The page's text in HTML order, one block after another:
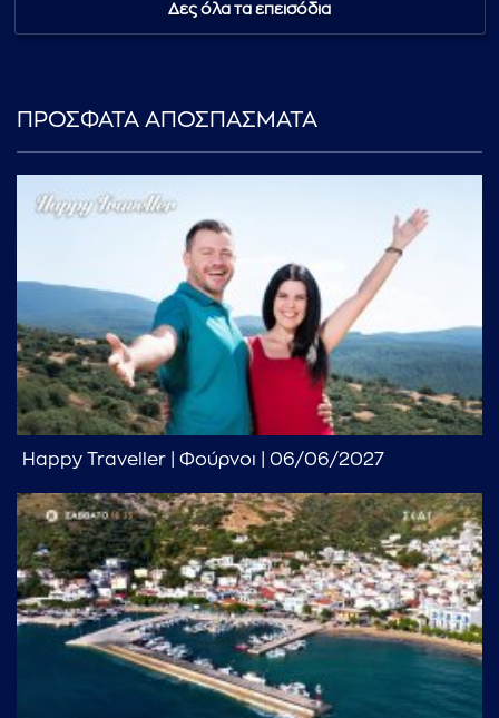
...πληκτρολογήστε κείμενο προς αναζήτηση
Δες όλα τα επεισόδια
ΠΡΟΣΦΑΤΑ ΑΠΟΣΠΑΣΜΑΤΑ
Happy Traveller | Φούρνοι | 06/06/2027